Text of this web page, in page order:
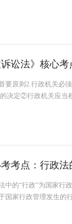
讼法》核心
要原则2.行政机关必
决定②行政机关应当
考点：行政
中的“行政”为国家行
国家行政管理发生的